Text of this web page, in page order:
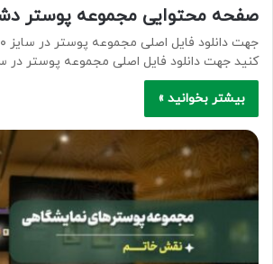
صفحه محتوایی مجموعه پوستر
کنید جهت دانلود فایل اصلی مجموعه پوستر در
بیشتر بخوانید »